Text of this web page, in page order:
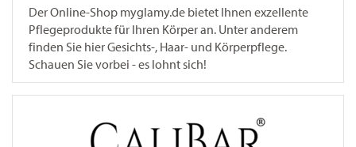
Der Online-Shop myglamy.de bietet Ihnen exzellente
Pflegeprodukte für Ihren Körper an. Unter anderem
finden Sie hier Gesichts-, Haar- und Körperpflege.
Schauen Sie vorbei - es lohnt sich!